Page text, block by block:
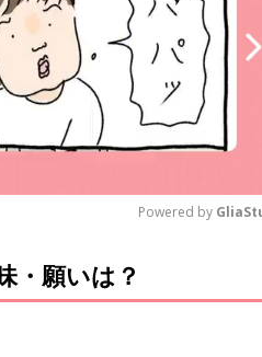
u
Powered by
・願いは？